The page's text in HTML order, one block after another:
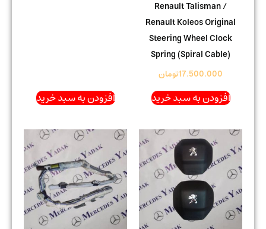
Renault Talisman /
Renault Koleos Original
Steering Wheel Clock
Spring (Spiral Cable)
17.500.000تومان
افزودن به سبد خرید افزودن به سبد خرید